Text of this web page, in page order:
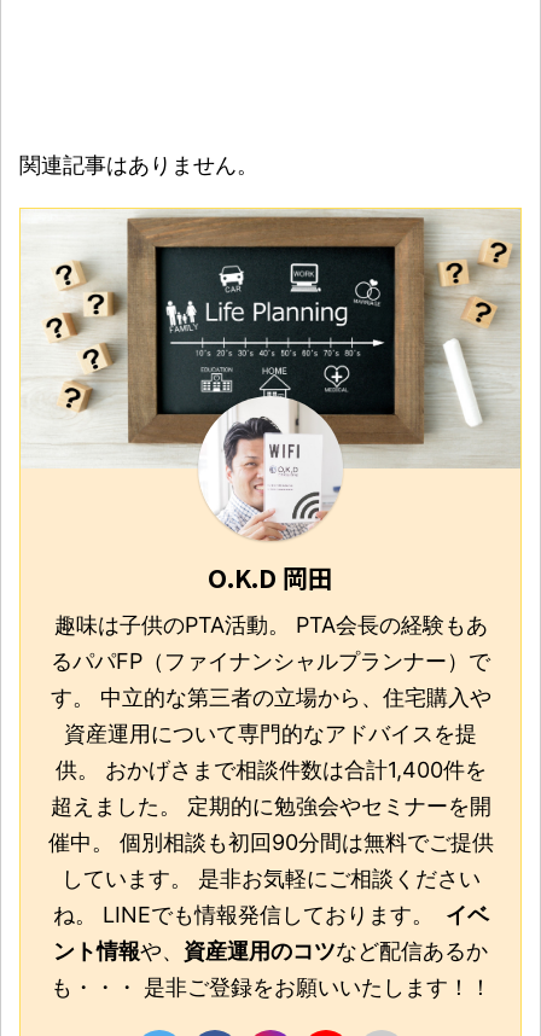
関連記事はありません。
O.K.D 岡田
趣味は子供のPTA活動。 PTA会長の経験もあ
るパパFP（ファイナンシャルプランナー）で
す。 中立的な第三者の立場から、住宅購入や
資産運用について専門的なアドバイスを提
供。 おかげさまで相談件数は合計1,400件を
超えました。 定期的に勉強会やセミナーを開
催中。 個別相談も初回90分間は無料でご提供
しています。 是非お気軽にご相談ください
ね。 LINEでも情報発信しております。 イベ
ント情報や、 資産運用のコツなど配信あるか
も・・・ 是非ご登録をお願いいたします！！